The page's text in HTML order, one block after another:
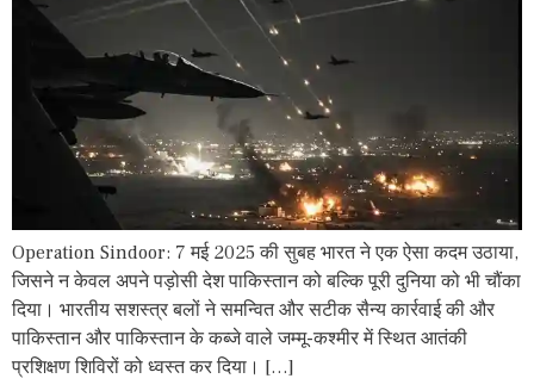
Operation Sindoor: 7 मई 2025 की सुबह भारत ने एक ऐसा कदम उठाया,
जिसने न केवल अपने पड़ोसी देश पाकिस्तान को बल्कि पूरी दुनिया को भी चौंका
दिया। भारतीय सशस्त्र बलों ने समन्वित और सटीक सैन्य कार्रवाई की और
पाकिस्तान और पाकिस्तान के कब्जे वाले जम्मू-कश्मीर में स्थित आतंकी
प्रशिक्षण शिविरों को ध्वस्त कर दिया। […]